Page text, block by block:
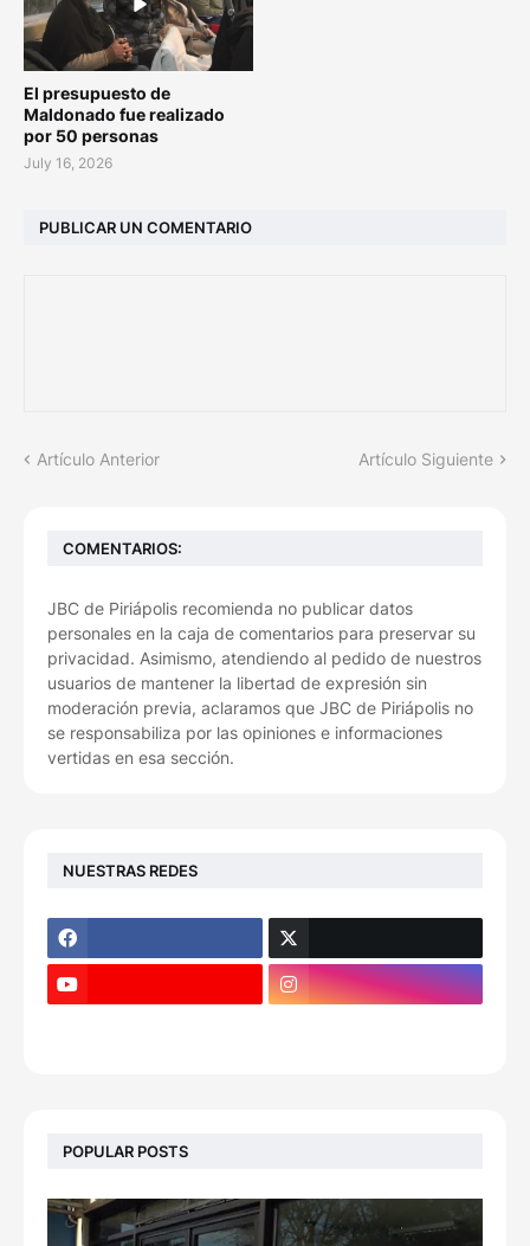
El presupuesto de
Maldonado fue realizado
por 50 personas
July 16, 2026
PUBLICAR UN COMENTARIO
Artículo Anterior Artículo Siguiente
COMENTARIOS:
JBC de Piriápolis recomienda no publicar datos
personales en la caja de comentarios para preservar su
privacidad. Asimismo, atendiendo al pedido de nuestros
usuarios de mantener la libertad de expresión sin
moderación previa, aclaramos que JBC de Piriápolis no
se responsabiliza por las opiniones e informaciones
vertidas en esa sección.
NUESTRAS REDES
POPULAR POSTS